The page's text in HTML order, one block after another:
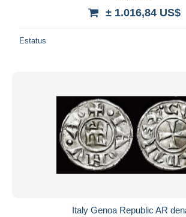
± 1.016,84 US$
Estatus
Italy Genoa Republic AR